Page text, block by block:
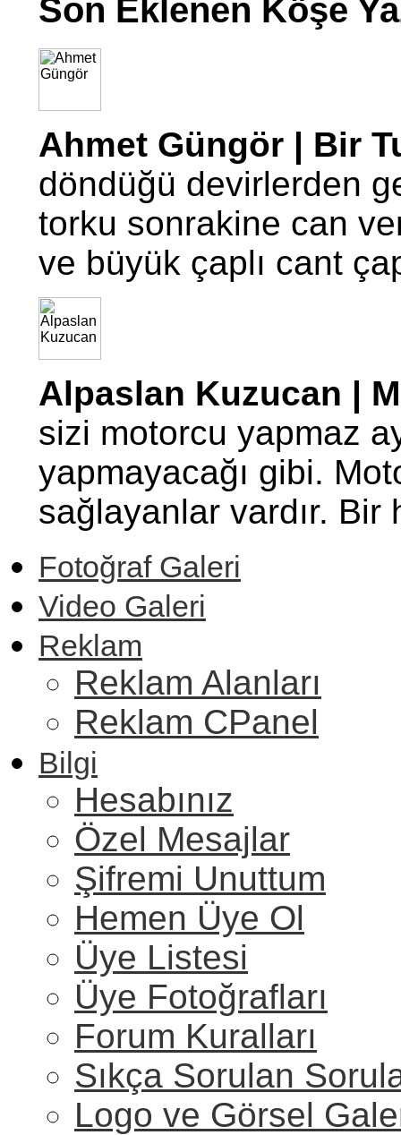
Son Eklenen Köşe
Ahmet Güngör | Bir
döndüğü devirlerden
torku sonrakine can
ve büyük çaplı cant
Alpaslan Kuzucan |
sizi motorcu yapmaz
yapmayacağı gibi.
sağlayanlar vardır.
Fotoğraf Galeri
Video Galeri
Reklam
Reklam Alanları
Reklam CPanel
Bilgi
Hesabınız
Özel Mesajlar
Şifremi Unuttum
Hemen Üye Ol
Üye Listesi
Üye Fotoğrafları
Forum Kuralları
Sıkça Sorulan
Logo ve Görsel